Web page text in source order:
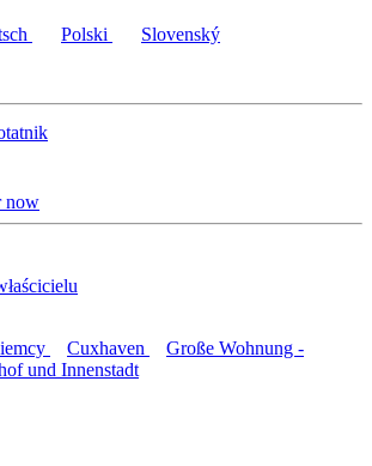
Polski Slovenský
now
Cuxhaven
Große Wohnung -
und Innenstadt